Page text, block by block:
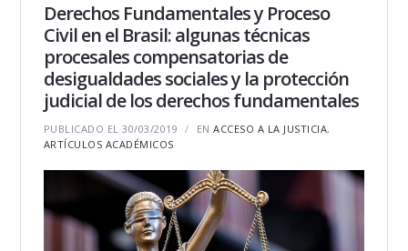
Derechos Fundamentales y Proceso
Civil en el Brasil: algunas técnicas
procesales compensatorias de
desigualdades sociales y la protección
judicial de los derechos fundamentales
PUBLICADO EL 30/03/2019 ENACCESO A LA JUSTICIA,
ARTÍCULOS ACADÉMICOS